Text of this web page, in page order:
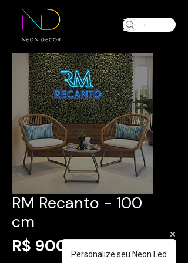
RM Recanto - 100
cm
R$ 900,00Preço
Personalize seu Neon Led